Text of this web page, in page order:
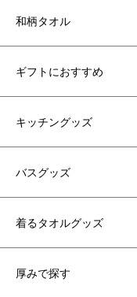
和柄タオル
ギフトにおすすめ
キッチングッズ
バスグッズ
着るタオルグッズ
厚みで探す